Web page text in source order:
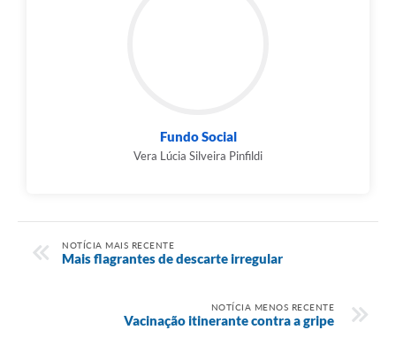
Fundo Social
Vera Lúcia Silveira Pinfildi
NOTÍCIA MAIS RECENTE
Mais flagrantes de descarte irregular
NOTÍCIA MENOS RECENTE
Vacinação itinerante contra a gripe